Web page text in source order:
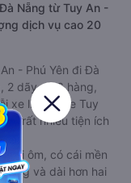
Nẵng từ Tuy An -
dịch vụ cao 20
- Phú Yên đi Đà
2 dãy và 6 hàng,
xe limousine Tuy
bị rất nhiều tiện ích
gối ôm, có cái mền
rộng và dài hơn hai